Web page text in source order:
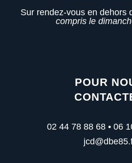
Sur rendez-vous en dehors
compris le
POUR
02 44 78 88 68 • 06